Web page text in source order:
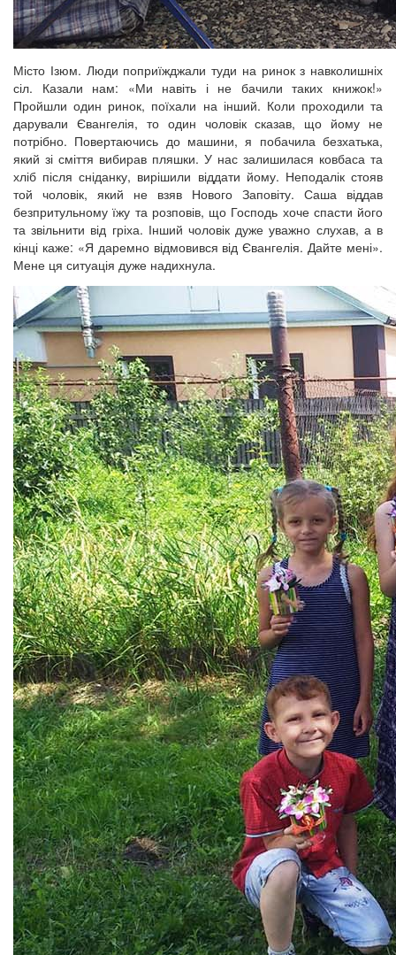
Місто Ізюм. Люди поприїжджали туди на ринок з навколишніх
сіл. Казали нам: «Ми навіть і не бачили таких книжок!»
Пройшли один ринок, поїхали на інший. Коли проходили та
дарували Євангелія, то один чоловік сказав, що йому не
потрібно. Повертаючись до машини, я побачила безхатька,
який зі сміття вибирав пляшки. У нас залишилася ковбаса та
хліб після сніданку, вирішили віддати йому. Неподалік стояв
той чоловік, який не взяв Нового Заповіту. Саша віддав
безпритульному їжу та розповів, що Господь хоче спасти його
та звільнити від гріха. Інший чоловік дуже уважно слухав, а в
кінці каже: «Я даремно відмовився від Євангелія. Дайте мені».
Мене ця ситуація дуже надихнула.